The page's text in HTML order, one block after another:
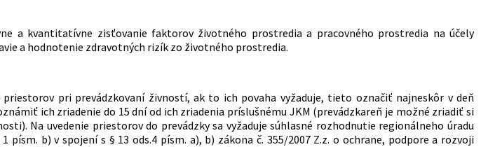
a kvantitatívne zisťovanie faktorov životného prostredia a pracovného prostredia na účely
a hodnotenie zdravotných rizík zo životného prostredia.
priestorov pri prevádzkovaní živností, ak to ich povaha vyžaduje, tieto označiť najneskôr v deň
ich zriadenie do 15 dní od ich zriadenia príslušnému JKM (prevádzkareň je možné zriadiť si
Na uvedenie priestorov do prevádzky sa vyžaduje súhlasné rozhodnutie regionálneho úradu
písm. b) v spojení s § 13 ods.4 písm. a), b) zákona č. 355/2007 Z.z. o ochrane, podpore a rozvoji